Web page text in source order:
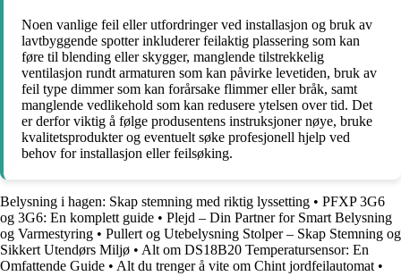
Noen vanlige feil eller utfordringer ved installasjon og bruk av
lavtbyggende spotter inkluderer feilaktig plassering som kan
føre til blending eller skygger, manglende tilstrekkelig
ventilasjon rundt armaturen som kan påvirke levetiden, bruk av
feil type dimmer som kan forårsake flimmer eller bråk, samt
manglende vedlikehold som kan redusere ytelsen over tid. Det
er derfor viktig å følge produsentens instruksjoner nøye, bruke
kvalitetsprodukter og eventuelt søke profesjonell hjelp ved
behov for installasjon eller feilsøking.
Belysning i hagen: Skap stemning med riktig lyssetting • PFXP 3G6
og 3G6: En komplett guide • Plejd – Din Partner for Smart Belysning
og Varmestyring • Pullert og Utebelysning Stolper – Skap Stemning og
Sikkert Utendørs Miljø • Alt om DS18B20 Temperatursensor: En
Omfattende Guide • Alt du trenger å vite om Chint jordfeilautomat •